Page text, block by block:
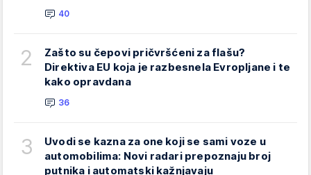
40
2
Zašto su čepovi pričvršćeni za flašu?
Direktiva EU koja je razbesnela Evropljane i te
kako opravdana
36
3
Uvodi se kazna za one koji se sami voze u
automobilima: Novi radari prepoznaju broj
putnika i automatski kažnjavaju